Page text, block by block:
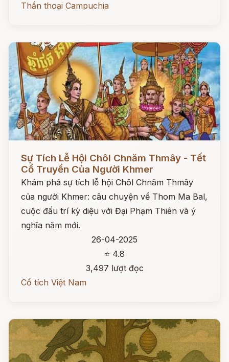
Thần thoại Campuchia
Sự Tích Lễ Hội Chôl Chnăm Thmây - Tết
Cổ Truyền Của Người Khmer
Khám phá sự tích lễ hội Chôl Chnăm Thmây
của người Khmer: câu chuyện về Thom Ma Bal,
cuộc đấu trí kỳ diệu với Đại Phạm Thiên và ý
nghĩa năm mới.
26-04-2025
⭐ 4.8
3,497 lượt đọc
Cổ tích Việt Nam